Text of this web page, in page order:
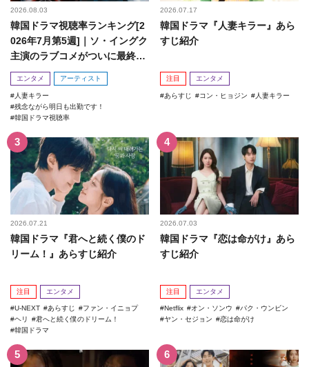
2026.08.03
韓国ドラマ視聴率ランキング[2
026年7月第5週]｜ソ・イングク
主演のラブコメがついに最終
回！
エンタメ アーティスト
人妻キラー
残念ながら明日も出勤です！
韓国ドラマ視聴率
2026.07.17
韓国ドラマ『人妻キラー』あら
すじ紹介
注目 エンタメ
あらすじ コン・ヒョジン 人妻キラー
2026.07.21
韓国ドラマ『君へと続く僕のド
リーム！』あらすじ紹介
注目 エンタメ
U-NEXT あらすじ
ファン・イニョプ
ヘリ
君へと続く僕のドリーム！
韓国ドラマ
2026.07.03
韓国ドラマ『恋は命がけ』あら
すじ紹介
注目 エンタメ
Netflix オン・ソンウ
パク・ウンビン
ヤン・セジョン
恋は命がけ